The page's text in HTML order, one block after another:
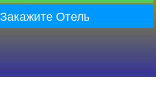
Закажите Отель